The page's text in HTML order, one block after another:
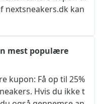
nextsneakers.dk kan
mest populære
kupon: Få op til 25%
Hvis du ikke t